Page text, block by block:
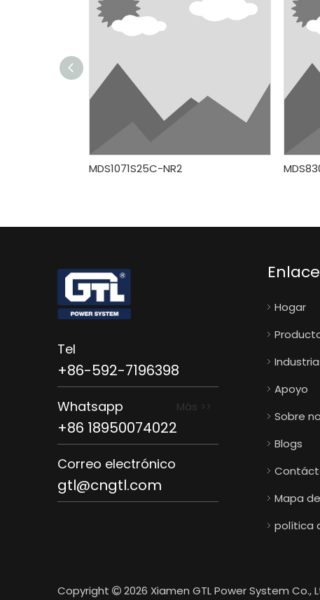
MDS1071S25C-NR2
Tel
+86-592-7196398
Whatsapp Más >>
+86 18950074022
Correo electrónico
gtl@cngtl.com
Hogar
Apoyo
Sobre
Blogs
Mapa
política
Copyright  2026 Xiamen GTL Power System